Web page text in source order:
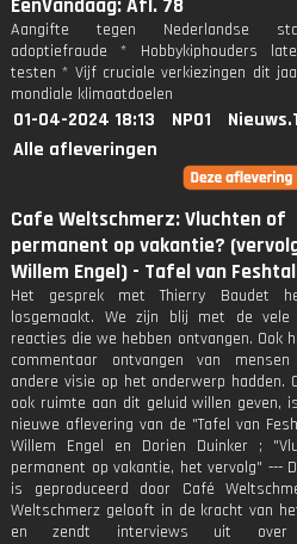
EenVandaag: Afl. 78
Aangifte tegen Nederlandse
adoptiefraude * Hobbykiphouders
testen * Vijf cruciale verkiezingen dit
mondiale klimaatdoelen
01-04-2024 18:13 NPO1
Alle afleveringen
Cafe Weltschmerz: Vluchten of
permanent op vakantie?
Willem Engel) - Tafel van
Het gesprek met Thierry Baudet
losgemaakt. We zijn blij met de vele
reacties die we hebben ontvangen. Ook
commentaar ontvangen van
andere visie op het onderwerp hadden.
ook ruimte aan dit geluid willen geven,
nieuwe aflevering van de "Tafel van
Willem Engel en Dorien Duinker ;
permanent op vakantie, het vervolg" ---
is geproduceerd door Café
Weltschmerz gelooft in de kracht van
en zendt interviews uit over